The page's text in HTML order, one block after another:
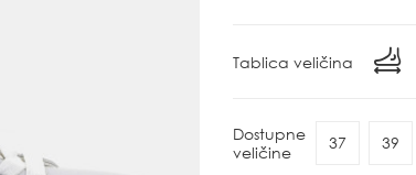
Tablica veličina
Dostupne
veličine
37 39